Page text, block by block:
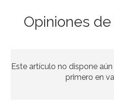
Opiniones
Este artículo no dispone aún
primero en